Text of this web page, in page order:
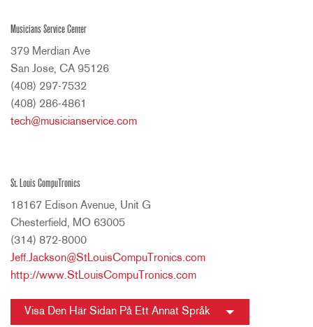
Musicians Service Center
379 Merdian Ave
San Jose, CA 95126
(408) 297-7532
(408) 286-4861
tech@musicianservice.com
St. Louis CompuTronics
18167 Edison Avenue, Unit G
Chesterfield, MO 63005
(314) 872-8000
Jeff.Jackson@StLouisCompuTronics.com
http://www.StLouisCompuTronics.com
Visa Den Här Sidan På Ett Annat Språk